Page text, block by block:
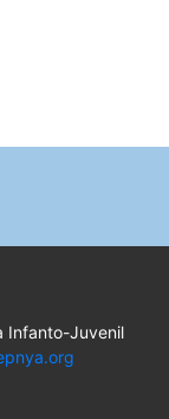
Infanto-Juvenil